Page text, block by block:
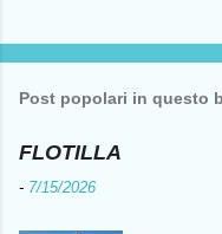
Post popolari in questo
FLOTILLA
- 7/15/2026